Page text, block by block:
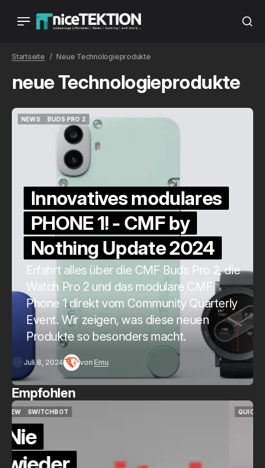
Startseite Neue Technologieprodukte
neue Technologieprodukte
NEWS
BUDS PRO 2
BUDS PRO 2
Innovatives modulares
PHONE 1! - CMF by
Nothing Update 2024
Erfahrt alles über die CMF Buds Pro 2, die
Watch Pro 2 und das modulare CMF
Phone 1 direkt vom Community Quarterly
Event. Wir zeigen, was diese neuen
Produkte so besonders macht.
Juli 8, 2024 von Emu
Empfohlen
QUICKCHECK